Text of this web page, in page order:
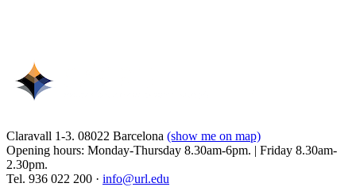
Claravall 1-3. 08022 Barcelona (show me on map)
Opening hours: Monday-Thursday 8.30am-6pm. | Friday 8.30am-
2.30pm.
Tel. 936 022 200 · info@url.edu